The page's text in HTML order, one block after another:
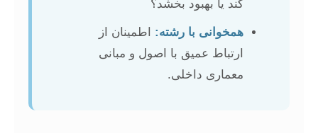
کند یا بهبود بخشد؟
همخوانی با رشته: اطمینان از
ارتباط عمیق با اصول و مبانی
معماری داخلی.